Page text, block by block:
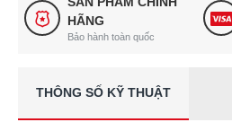
HÃNG
Bảo hành toàn quốc
THÔNG SỐ KỸ THUẬT